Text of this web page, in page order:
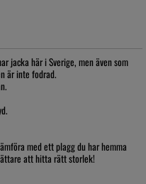
jacka här i Sverige, men även som
är inte fodrad.
med ett plagg du har hemma
att hitta rätt storlek!